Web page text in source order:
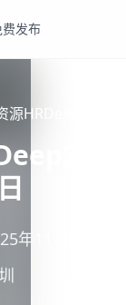
发布
源HR
年11月13日